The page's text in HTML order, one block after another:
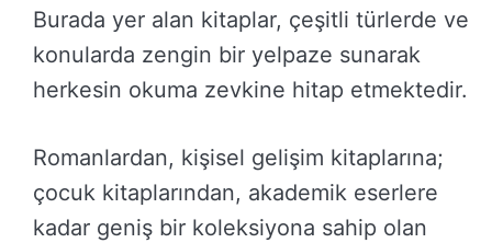
Burada yer alan kitaplar, çeşitli türlerde ve
konularda zengin bir yelpaze sunarak
herkesin okuma zevkine hitap etmektedir.
Romanlardan, kişisel gelişim kitaplarına;
çocuk kitaplarından, akademik eserlere
kadar geniş bir koleksiyona sahip olan